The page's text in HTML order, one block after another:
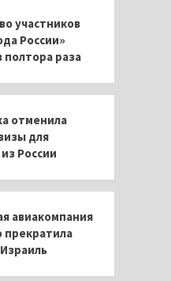
участников
России»
полтора раза
отменила
для
России
авиакомпания
прекратила